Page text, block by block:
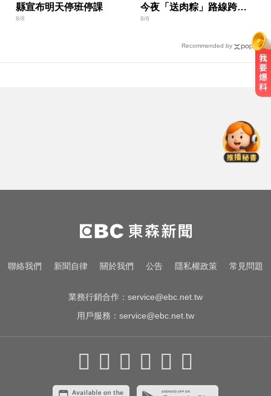
縣宣布明天停班停課
8/8
今夜「送肉粽」路線跨彰
化4鄉鎮
8/8
Recommended by
慘遭性侵2次
奧運、世界盃「性招待裁判」 南韓
足協報公帳被抓包
女藝人遭經紀人「車內侵犯」 錄音
聯絡我們 新聞自律 關於我們 公告 隱私權政策 常見問題
業務行銷合作： service@ebc.net.tw
用戶服務： service@ebc.net.tw